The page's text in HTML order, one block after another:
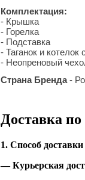
Комплектация:
- Крышка
- Горелка
- Подставка
- Таганок и котелок
- Неопреновый
Страна Бренда-
Доставка
1. Способ доставки
— Курьерская